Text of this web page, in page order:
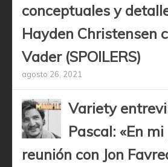
conceptuales y
Hayden Christensen
Vader (SPOILERS)
agosto 26, 2021
Variety
Pascal: «En
reunión con Jon